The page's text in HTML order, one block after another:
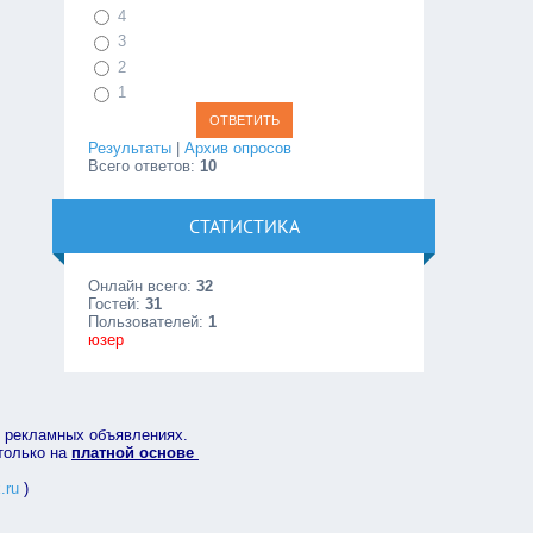
4
3
2
1
Результаты |Архив опросов
Всего ответов: 10
СТАТИСТИКА
Онлайн всего:32
Гостей:31
Пользователей: 1
юзер
объявлениях.
на платной основе
)